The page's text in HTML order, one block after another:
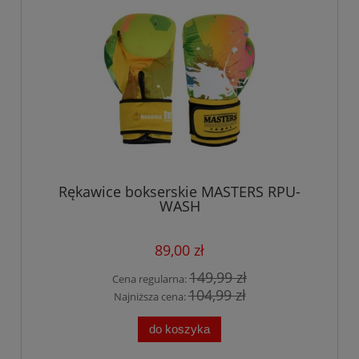
Rękawice bokserskie MASTERS RPU-
WASH
89,00 zł
Cena regularna:149,99 zł
Najniższa cena:104,99 zł
do koszyka